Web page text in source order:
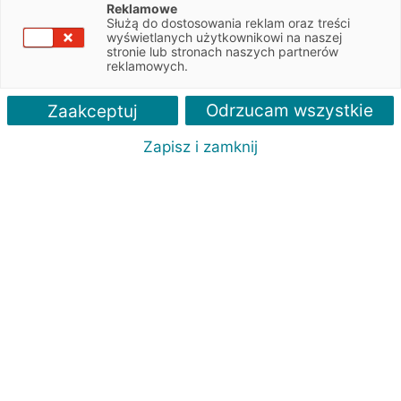
Reklamowe
Służą do dostosowania reklam oraz treści
wyświetlanych użytkownikowi na naszej
stronie lub stronach naszych partnerów
reklamowych.
Zaakceptuj Odrzucam wszystkie
Zapisz i zamknij